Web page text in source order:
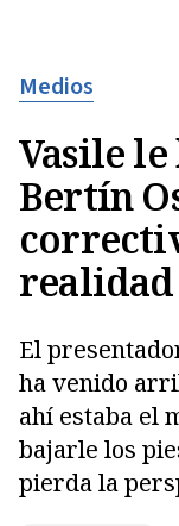
Medios
Vasile le
Bertín
realidad
El
ha venido
ahí estaba el
bajarle los
pierda la
Copiar